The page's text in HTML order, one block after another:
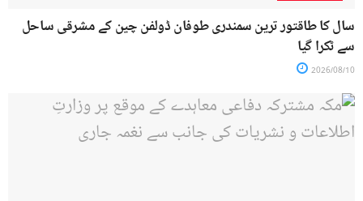
سال کا طاقتور ترین سمندری طوفان ڈولفن چین کے مشرقی ساحل
سے ٹکرا گیا
2026/08/10